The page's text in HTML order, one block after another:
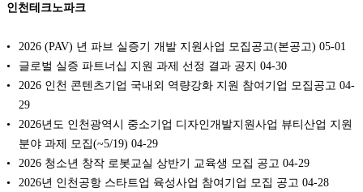
인천테크노파크
2026 (PAV) 년 파브 실증기 개발 지원사업 모집공고(본공고) 05-01
글로벌 실증 파트너십 지원 과제 선정 결과 공지 04-30
2026 인천 콘텐츠기업 국내외 역량강화 지원 참여기업 모집공고 04-
29
2026년도 인천광역시 중소기업 디자인개발지원사업 뷰티산업 지원
분야 과제 모집(~5/19) 04-29
2026 청소년 창작 로봇교실 상반기 교육생 모집 공고 04-29
2026년 인천공항 스타트업 육성사업 참여기업 모집 공고 04-28